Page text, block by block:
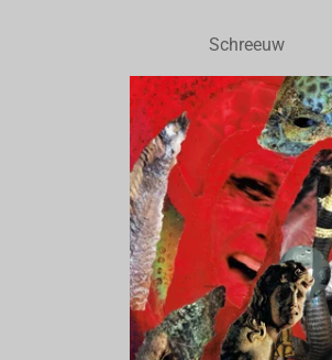
Schreeuw